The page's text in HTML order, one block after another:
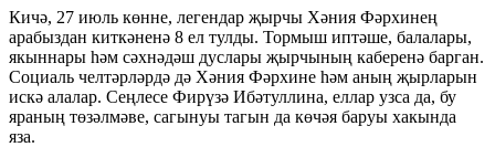
Кичә, 27 июль көнне, легендар җырчы Хәния Фәрхинең
арабыздан киткәненә 8 ел тулды. Тормыш иптәше, балалары,
якыннары һәм сәхнәдәш дуслары җырчының каберенә барган.
Социаль челтәрләрдә дә Хәния Фәрхине һәм аның җырларын
искә алалар. Сеңлесе Фирүзә Ибәтуллина, еллар узса да, бу
яраның төзәлмәве, сагынуы тагын да көчәя баруы хакында
яза.